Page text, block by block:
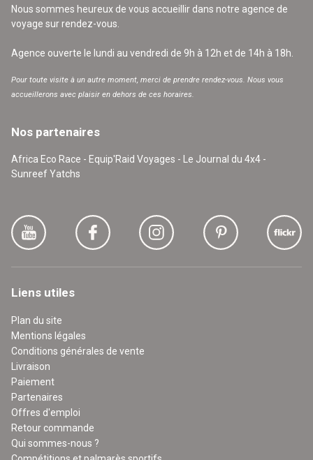
Nous sommes heureux de vous accueillir dans notre agence de
voyage sur rendez-vous.
Agence ouverte le lundi au vendredi de 9h à 12h et de 14h à 18h.
Pour toute visite à un autre moment, merci de prendre rendez-vous. Nous vous
accueillerons avec plaisir en dehors de ces horaires.
Nos partenaires
Africa Eco Race - Equip'Raid Voyages - Le Journal du 4x4 -
Sunreef Yatchs
Liens utiles
Plan du site
Mentions légales
Conditions générales de vente
Livraison
Paiement
Partenaires
Offres d'emploi
Retour commande
Qui sommes-nous ?